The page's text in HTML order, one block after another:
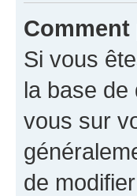
Si vous
la base de
vous sur
de